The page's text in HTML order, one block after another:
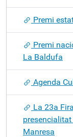
Premi
Premi
La Baldufa
Agenda
La 23a
Manresa